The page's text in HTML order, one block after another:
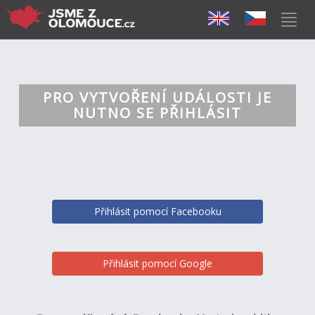
PRO VYTVOŘENÍ UDÁLOSTI JE
NUTNO SE PŘIHLÁSIT
Přihlásit pomocí Facebooku
Přihlásit pomocí Google